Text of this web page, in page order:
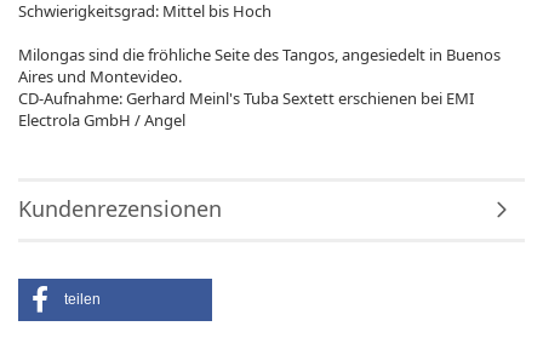
Schwierigkeitsgrad: Mittel bis Hoch
Milongas sind die fröhliche Seite des Tangos, angesiedelt in Buenos
Aires und Montevideo.
CD-Aufnahme: Gerhard Meinl's Tuba Sextett erschienen bei EMI
Electrola GmbH / Angel
Kundenrezensionen
teilen